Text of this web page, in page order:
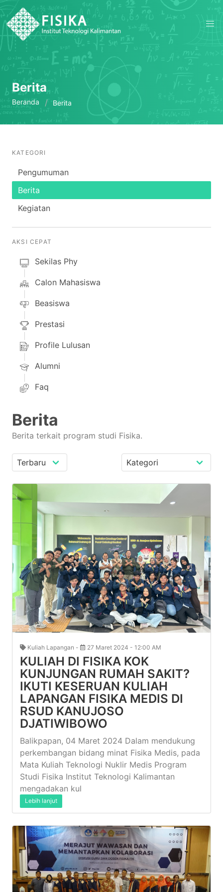
Berita
Beranda Berita
KATEGORI
Pengumuman
Berita
Kegiatan
AKSI CEPAT
Sekilas Phy
Calon Mahasiswa
Beasiswa
Prestasi
Profile Lulusan
Alumni
Faq
Berita
Berita terkait program studi Fisika.
Kuliah Lapangan - 27 Maret 2024 - 12:00 AM
KULIAH DI FISIKA KOK
KUNJUNGAN RUMAH SAKIT?
IKUTI KESERUAN KULIAH
LAPANGAN FISIKA MEDIS DI
RSUD KANUJOSO
DJATIWIBOWO
Balikpapan, 04 Maret 2024 Dalam mendukung
perkembangan bidang minat Fisika Medis, pada
Mata Kuliah Teknologi Nuklir Medis Program
Studi Fisika Institut Teknologi Kalimantan
mengadakan kul
Lebih lanjut